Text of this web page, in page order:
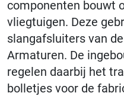
componenten bouwt
vliegtuigen. Deze
slangafsluiters van de
Armaturen. De
regelen daarbij het
bolletjes voor de